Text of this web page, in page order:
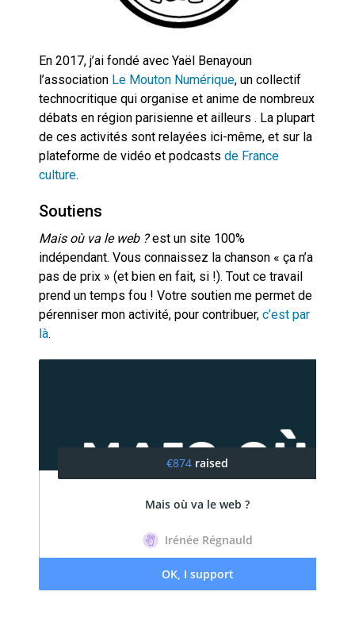
En 2017, j’ai fondé avec Yaël Benayoun
l’association Le Mouton Numérique, un collectif
technocritique qui organise et anime de nombreux
débats en région parisienne et ailleurs . La plupart
de ces activités sont relayées ici-même, et sur la
plateforme de vidéo et podcasts de France
culture.
Soutiens
Mais où va le web ?est un site 100%
indépendant. Vous connaissez la chanson « ça n’a
pas de prix » (et bien en fait, si !). Tout ce travail
prend un temps fou ! Votre soutien me permet de
pérenniser mon activité, pour contribuer, c’est par
là.